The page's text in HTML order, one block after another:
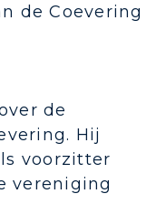
de Coevering
de
Hij
voorzitter
vereniging